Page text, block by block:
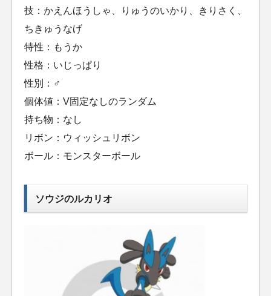
技：かえんほうしゃ、りゅうのいかり、きりさく、
ちきゅうなげ
特性：もうか
性格：いじっぱり
性別：♂
個体値：V固定なしのランダム
持ち物：なし
リボン：ウィッシュリボン
ボール：モンスターボール
ソウジのルカリオ